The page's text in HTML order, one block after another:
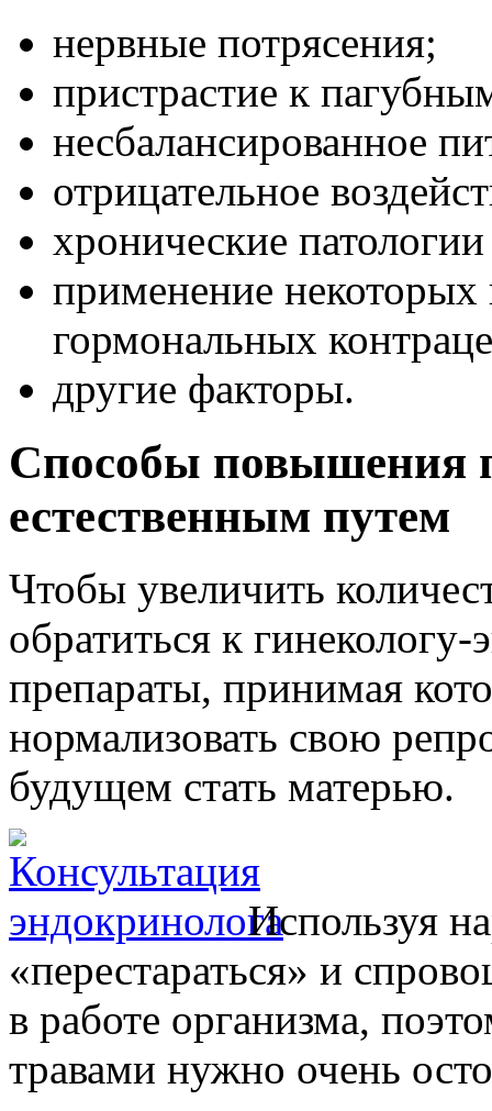
нервные потрясения;
пристрастие к
несбалансированное
отрицательное
хронические
применение некоторых
гормональных
другие факторы.
Способы повышения
естественным путем
Чтобы увеличить
обратиться к
препараты, принимая
нормализовать свою
будущем стать матерью.
Используя
«перестараться» и
в работе организма,
травами нужно очень